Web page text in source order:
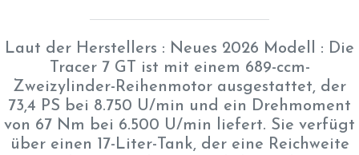
Laut der Herstellers : Neues 2026 Modell : Die
Tracer 7 GT ist mit einem 689-ccm-
Zweizylinder-Reihenmotor ausgestattet, der
73,4 PS bei 8.750 U/min und ein Drehmoment
von 67 Nm bei 6.500 U/min liefert. Sie verfügt
über einen 17-Liter-Tank, der eine Reichweite